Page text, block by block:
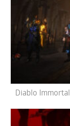
Diablo Immortal